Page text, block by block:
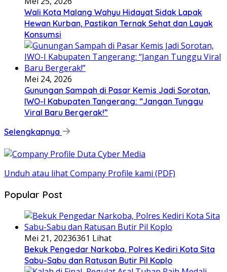
Wali Kota Malang Wahyu Hidayat Sidak Lapak
Hewan Kurban, Pastikan Ternak Sehat dan Layak
Konsumsi
Mei 24, 2026
Gunungan Sampah di Pasar Kemis Jadi Sorotan,
IWO-I Kabupaten Tangerang: “Jangan Tunggu
Viral Baru Bergerak!”
Selengkapnya
Unduh atau lihat Company Profile kami (PDF)
Popular Post
Mei 21, 20236361 Lihat
Bekuk Pengedar Narkoba, Polres Kediri Kota Sita
Sabu-Sabu dan Ratusan Butir Pil Koplo